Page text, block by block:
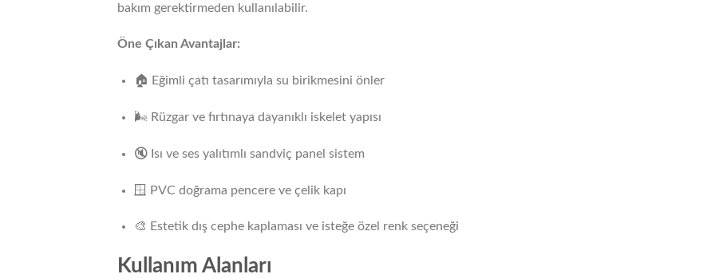
bakım gerektirmeden kullanılabilir.
Öne Çıkan Avantajlar:
🏠 Eğimli çatı tasarımıyla su birikmesini önler
🌬️ Rüzgar ve fırtınaya dayanıklı iskelet yapısı
🔇 Isı ve ses yalıtımlı sandviç panel sistem
🪟 PVC doğrama pencere ve çelik kapı
🎨 Estetik dış cephe kaplaması ve isteğe özel renk seçeneği
Kullanım Alanları